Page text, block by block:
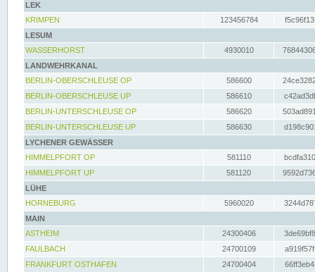
LEK
KRIMPEN
123456784
LESUM
WASSERHORST
4930010
LANDWEHRKANAL
BERLIN-OBERSCHLEUSE OP
586600
BERLIN-OBERSCHLEUSE UP
586610
BERLIN-UNTERSCHLEUSE OP
586620
BERLIN-UNTERSCHLEUSE UP
586630
LYCHENER GEWÄSSER
HIMMELPFORT OP
581110
HIMMELPFORT UP
581120
LÜHE
HORNEBURG
5960020
MAIN
ASTHEIM
24300406
FAULBACH
24700109
FRANKFURT OSTHAFEN
24700404